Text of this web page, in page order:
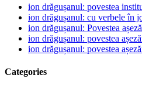
ion drăgușanul: povestea
ion drăgușanul: cu verbele în
ion drăgușanul: Povestea
ion drăgușanul: povestea
ion drăgușanul: povestea
Categories